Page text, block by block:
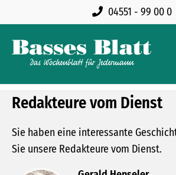
04551 - 99 00 0
Redakteure vom Dienst
Sie haben eine interessante
Sie unsere Redakteure vom Dienst.